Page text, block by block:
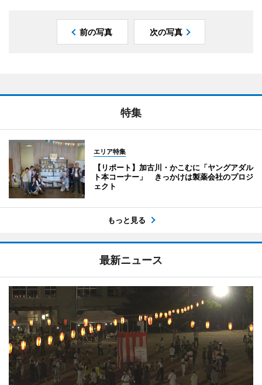
前の写真 次の写真
特集
エリア特集
【リポート】加古川・かこむに「ヤングアダル
ト本コーナー」 きっかけは製薬会社のプロジ
ェクト
もっと見る
最新ニュース